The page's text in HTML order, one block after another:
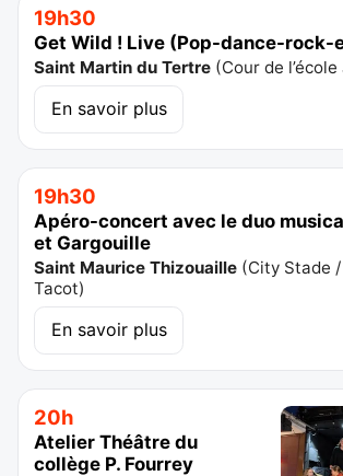
19h30
Get Wild ! Live (Pop-dance-rock-
Saint Martin du Tertre (Cour de
En savoir plus
19h30
Apéro-concert avec le duo
et Gargouille
Saint Maurice Thizouaille (City Stade /
Tacot)
En savoir plus
20h
Atelier Théâtre du
collège P. Fourrey